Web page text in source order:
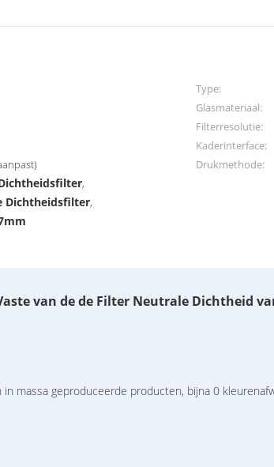
Type:
Glasmateriaal:
Filterresolutie:
Kaderinterface:
Drukmethode:
,
Dichtheidsfilter,
van de de Filter Neutrale Dichtheid
massa geproduceerde producten, bijna 0